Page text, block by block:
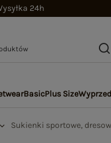
24h
BasicPlus Size
Sukienki sportowe,